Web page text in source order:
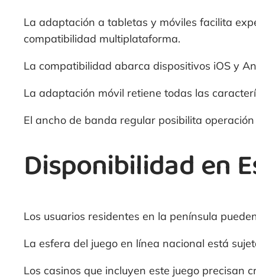
La adaptación a tabletas y móviles facilita
compatibilidad multiplataforma.
La compatibilidad abarca dispositivos iOS y
La adaptación móvil retiene todas las
El ancho de banda regular posibilita
Disponibilidad en
Los usuarios residentes en la península
La esfera del juego en línea nacional está
Los casinos que incluyen este juego precisan